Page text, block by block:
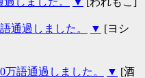
通過しました。 ▼ [ヨシ
万語通過しました。 ▼ [酒